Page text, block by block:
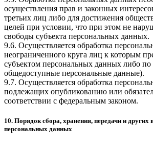
осуществления прав и законных
третьих лиц либо для достижения
целей при условии, что при этом не
свободы субъекта персональных данных.
9.6. Осуществляется обработка
неограниченного круга лиц к которым
субъектом персональных данных либо по
общедоступные персональные данные).
9.7. Осуществляется обработка
подлежащих опубликованию или
соответствии с федеральным законом.
10. Порядок сбора, хранения, передачи и других
персональных данных